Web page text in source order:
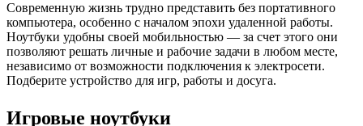
Современную жизнь трудно представить без портативного
компьютера, особенно с началом эпохи удаленной работы.
Ноутбуки удобны своей мобильностью — за счет этого они
позволяют решать личные и рабочие задачи в любом месте,
независимо от возможности подключения к электросети.
Подберите устройство для игр, работы и досуга.
Игровые ноутбуки